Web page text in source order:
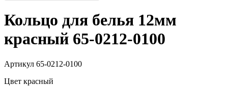
Кольцо для белья 12мм
красный 65-0212-0100
Артикул 65-0212-0100
Цвет красный